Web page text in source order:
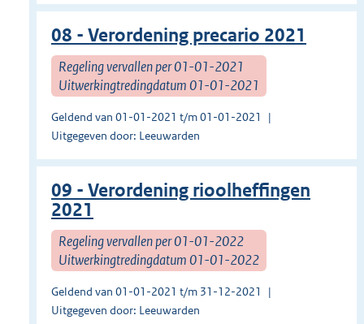
08 - Verordening precario 2021
Regeling vervallen per 01-01-2021
Uitwerkingtredingdatum 01-01-2021
Geldend van 01-01-2021 t/m 01-01-2021
Uitgegeven door: Leeuwarden
09 - Verordening rioolheffingen
2021
Regeling vervallen per 01-01-2022
Uitwerkingtredingdatum 01-01-2022
Geldend van 01-01-2021 t/m 31-12-2021
Uitgegeven door: Leeuwarden